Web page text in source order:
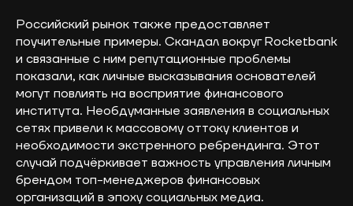
Российский рынок также предоставляет
поучительные примеры. Скандал вокруг Rocketbank
и связанные с ним репутационные проблемы
показали, как личные высказывания основателей
могут повлиять на восприятие финансового
института. Необдуманные заявления в социальных
сетях привели к массовому оттоку клиентов и
необходимости экстренного ребрендинга. Этот
случай подчёркивает важность управления личным
брендом топ-менеджеров финансовых
организаций в эпоху социальных медиа.